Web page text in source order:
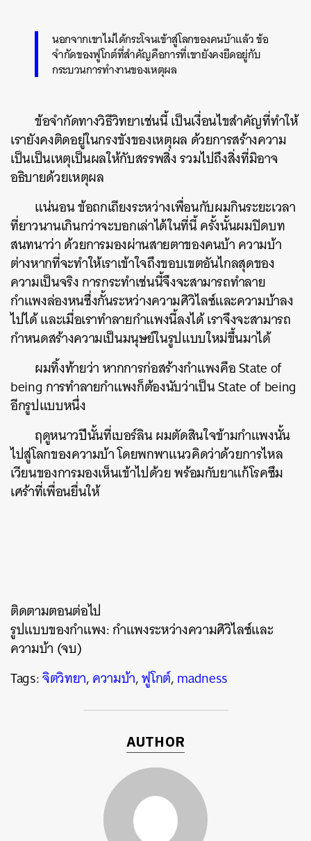
นอกจากเขาไม่ได้กระโจนเข้าสู่โลกของคนบ้าแล้ว ข้อ
จำกัดของฟูโกต์ที่สำคัญคือการที่เขายังคงยึดอยู่กับ
กระบวนการทำงานของเหตุผล
ข้อจำกัดทางวิธีวิทยาเช่นนี้ เป็นเงื่อนไขสำคัญที่ทำให้
เรายังคงติดอยู่ในกรงขังของเหตุผล ด้วยการสร้างความ
เป็นเป็นเหตุเป็นผลให้กับสรรพสิ่ง รวมไปถึงสิ่งที่มิอาจ
อธิบายด้วยเหตุผล
แน่นอน ข้อถกเถียงระหว่างเพื่อนกับผมกินระยะเวลา
ที่ยาวนานเกินกว่าจะบอกเล่าได้ในที่นี้ ครั้งนั้นผมปิดบท
สนทนาว่า ด้วยการมองผ่านสายตาของคนบ้า ความบ้า
ต่างหากที่จะทำให้เราเข้าใจถึงขอบเขตอันไกลสุดของ
ความเป็นจริง การกระทำเช่นนี้จึงจะสามารถทำลาย
กำแพงล่องหนซึ่งกั้นระหว่างความศิวิไลซ์และความบ้าลง
ไปได้ และเมื่อเราทำลายกำแพงนี้ลงได้ เราจึงจะสามารถ
กำหนดสร้างความเป็นมนุษย์ในรูปแบบใหม่ขึ้นมาได้
ผมทิ้งท้ายว่า หากการก่อสร้างกำแพงคือ State of
being การทำลายกำแพงก็ต้องนับว่าเป็น State of being
อีกรูปแบบหนึ่ง
ฤดูหนาวปีนั้นที่เบอร์ลิน ผมตัดสินใจข้ามกำแพงนั้น
ไปสู่โลกของความบ้า โดยพกพาแนวคิดว่าด้วยการไหล
เวียนของการมองเห็นเข้าไปด้วย พร้อมกับยาแก้โรคซึม
เศร้าที่เพื่อนยื่นให้
ติดตามตอนต่อไป
รูปแบบของกำแพง: กำแพงระหว่างความศิวิไลซ์และ
ความบ้า (จบ)
Tags:จิตวิทยา,ความบ้า,ฟูโกต์,madness
AUTHOR